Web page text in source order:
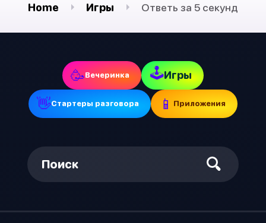
Home Игры Ответь за 5 секунд
🥳Вечеринка 🕹Игры
👋Стартеры разговора 📱 Приложения
Поиск